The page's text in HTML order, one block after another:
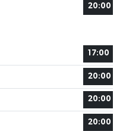
20:00
17:00
20:00
20:00
20:00